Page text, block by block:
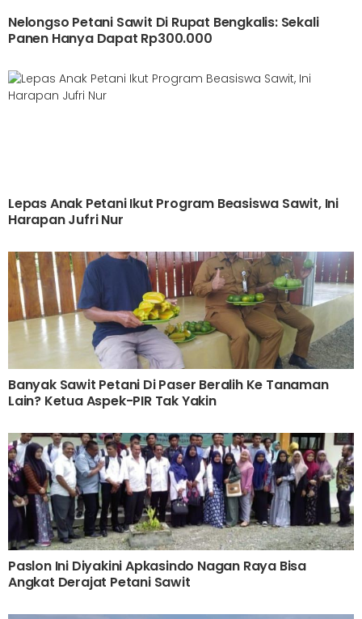
Nelongso Petani Sawit Di Rupat Bengkalis: Sekali
Panen Hanya Dapat Rp300.000
Lepas Anak Petani Ikut Program Beasiswa Sawit, Ini
Harapan Jufri Nur
Banyak Sawit Petani Di Paser Beralih Ke Tanaman
Lain? Ketua Aspek-PIR Tak Yakin
Paslon Ini Diyakini Apkasindo Nagan Raya Bisa
Angkat Derajat Petani Sawit